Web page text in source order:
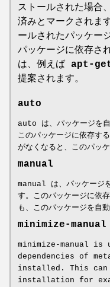
ストールされた場合
済みとマークされま
ールされたパッケー
パッケージに依存さ
は、例えば apt-
提案されます。
auto
auto は、パッケージを自
このパッケージに依存す
がなくなると、このパッ
manual
manual は、パッケージ
す。このパッケージに依
も、このパッケージを自
minimize-manual
minimize-manual
dependencies of
installed. This can
installation for